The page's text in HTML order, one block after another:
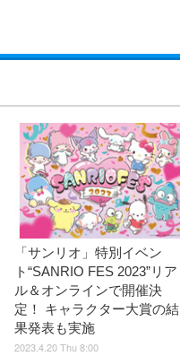
「サンリオ」特別イベン
ト“SANRIO FES 2023”リア
ル＆オンラインで開催決
定！ キャラクター大賞の結
果発表も実施
2023.4.20 Thu 8:00